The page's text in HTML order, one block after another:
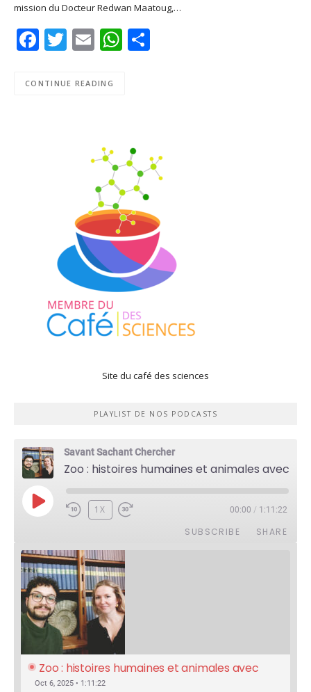
RSS FEED
EMBED
mission du Docteur Redwan Maatoug,…
Facebook
Twitter
EmailWhatsApp
CONTINUE READING
Site du café des sciences
PLAYLIST DE NOS PODCASTS
Savant Sachant Chercher
PLAY
EPISODE
1X 00:00 / 1:11:22
SUBSCRIBE SHARE
Zoo : histoires humaines et animales avec
Violette Pouillard
Oct 6, 2025 • 1:11:22